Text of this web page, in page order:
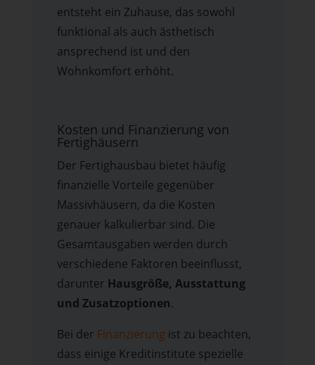
entsteht ein Zuhause, das sowohl
funktional als auch ästhetisch
ansprechend ist und den
Wohnkomfort erhöht.
Kosten und Finanzierung von
Fertighäusern
Der Fertighausbau bietet häufig
finanzielle Vorteile gegenüber
Massivhäusern, da die Kosten
genauer kalkulierbar sind. Die
Gesamtausgaben werden durch
verschiedene Faktoren beeinflusst,
darunter Hausgröße, Ausstattung
und Zusatzoptionen.
Bei der Finanzierung ist zu beachten,
dass einige Kreditinstitute spezielle